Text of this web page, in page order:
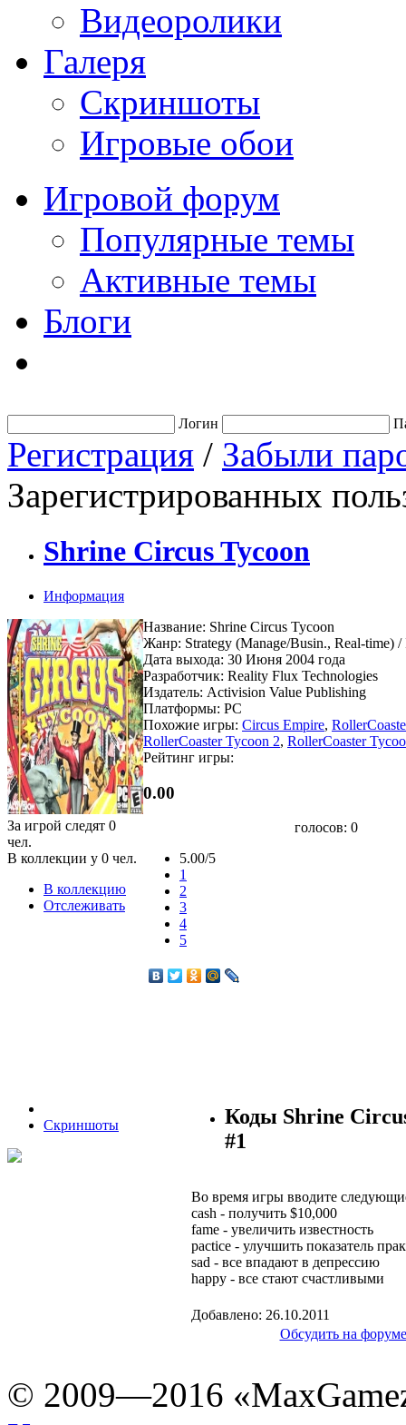
Видеоролики
Галеря
Скриншоты
Игровые обои
Игровой форум
Популярные темы
Активные темы
Блоги
Логин
Регистрация / Забыли
Зарегистрированных
Shrine Circus Tycoon
Информация
За игрой следят 0
чел.
В коллекции у 0 чел.
В коллекцию
Отслеживать
Название: Shrine Circus Tycoon
Жанр: Strategy (Manage/Busin., Real-time) /
Дата выхода: 30 Июня 2004 года
Разработчик: Reality Flux Technologies
Издатель: Activision Value Publishing
Платформы: PC
Похожие игры: Circus Empire,
RollerCoaster Tycoon 2, RollerCoaster
Рейтинг игры:
0.00
голосов: 0
5.00/5
1
2
3
4
5
Скриншоты
Коды Shrine
#1
Во время игры вводите
cash - получить $10,000
fame - увеличить известность
pactice - улучшить показатель
sad - все впадают в депрессию
happy - все стают счастливыми
Добавлено: 26.10.2011
Обсудить на
© 2009—2016